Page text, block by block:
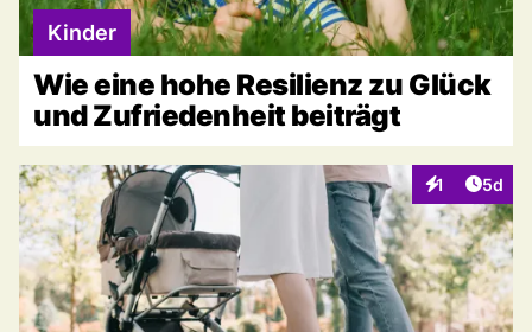
Kinder
Wie eine hohe Resilienz zu Glück
und Zufriedenheit beiträgt
1
Interaktionen
5d